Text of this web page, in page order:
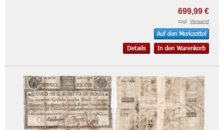
Impressum
699,99 €
zzgl. Versand